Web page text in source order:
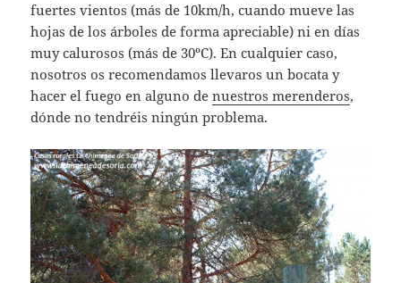
fuertes vientos (más de 10km/h, cuando mueve las
hojas de los árboles de forma apreciable) ni en días
muy calurosos (más de 30ºC). En cualquier caso,
nosotros os recomendamos llevaros un bocata y
hacer el fuego en alguno denuestros merenderos,
dónde no tendréis ningún problema.